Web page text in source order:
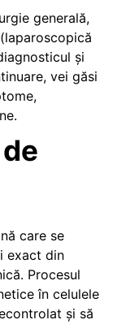
generală,
și
vei găsi
care se
exact din
Procesul
în celulele
și să